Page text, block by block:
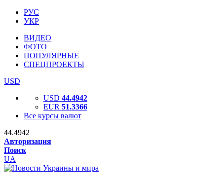
РУС
УКР
ВИДЕО
ФОТО
ПОПУЛЯРНЫЕ
СПЕЦПРОЕКТЫ
USD
USD 44.4942
EUR 51.3366
Все курсы валют
44.4942
Авторизация
Поиск
UA